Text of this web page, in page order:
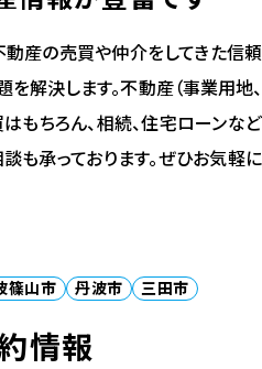
産の売買や仲介をしてきた信頼
解決します。不動産（事業用地、
もちろん、相続、住宅ローンなど
も承っております。ぜひお気軽に
篠山市 丹波市
三田市
情報